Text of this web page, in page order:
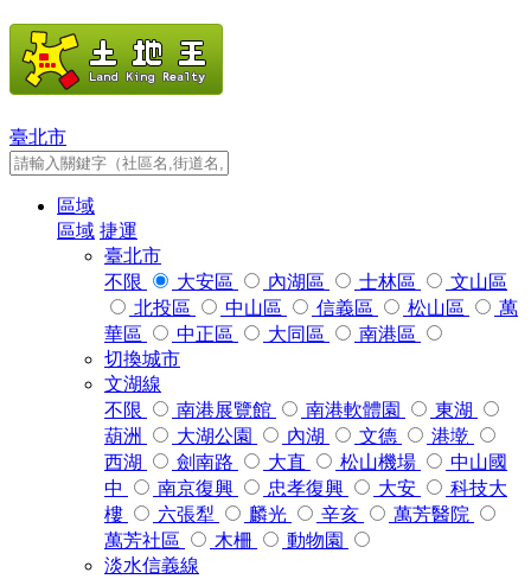
臺北市
區域
區域 捷運
臺北市
不限
大安區 內湖區 士林區
文山區
北投區
中山區 信義區 松山區
萬
華區
中正區 大同區
南港區
切換城市
文湖線
不限
南港展覽館 南港軟體園
東湖
葫洲
大湖公園 內湖 文德
港墘
西湖
劍南路 大直 松山機場
中山國
中
南京復興 忠孝復興 大安
科技大
樓
六張犁 麟光 辛亥
萬芳醫院
萬芳社區
木柵
動物園
淡水信義線